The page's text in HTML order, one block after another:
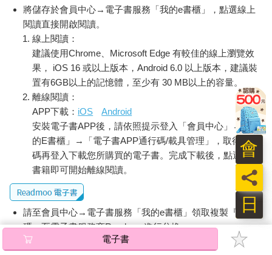
過後再決定出脫時機，又或者在公司上市前將股權轉到集團的私
募基金或上市控股公司繼續持有。
此外，投資經理還需要關注宏觀經濟的變化，例如2000年網路泡
沫、2008年金融海嘯期間，所有創投公司的首要任務都是幫助被
投資公司削減支出、度過資本寒冬，因為尚未獲利的公司，現金
流比一切都重要，觀念同樣適用於投資美股上市中未獲利的公
對一般投資人而言，投資後管理工作包含：
 持續追蹤公司表現，了解公司基本面、發展前景。
 當股價持續下跌時，分析原因、估值，判斷是否加碼布局或繼
續持有，或者投資邏輯改變，應減碼甚至清倉。
 關注整體產業發展趨勢、賽道競爭格局、市場需求，以及競爭
同業發展。
 關注宏觀經濟狀態，股市出現大趨勢轉折、進入熊市時，決定
是否減碼避險，以及減碼的幅度。
因此投資後管理工作需要花費相當的時間，才能建立足夠的心理
護城河，降低股價波動的影響，堅持中長期投資。因此，投資持
有不同公司的數目決定了投資後管理工作的負荷與品質。
股票市場的投資風險分為兩類：
將儲存於會員中心→電子書服務「我的e書櫃」，點選線上
閱讀直接開啟閱讀。
線上閱讀：
建議使用Chrome、Microsoft Edge 有較佳的線上瀏覽效
果， iOS 16 或以上版本，Android 6.0 以上版本，建議裝
置有6GB以上的記憶體，至少有 30 MB以上的容量。
離線閱讀：
APP下載： iOS
Android
安裝電子書APP後，請依照提示登入「會員中心」→「我
的E書櫃」→「電子書APP通行碼/載具管理」，取得通行
碼再登入下載您所購買的電子書。完成下載後，點選任一
書籍即可開始離線閱讀。
請至會員中心→電子書服務「我的e書櫃」領取複製『兌換
碼』至電子書服務商Readmoo進行兌換。
退換貨須知：
電子書
日
員
會